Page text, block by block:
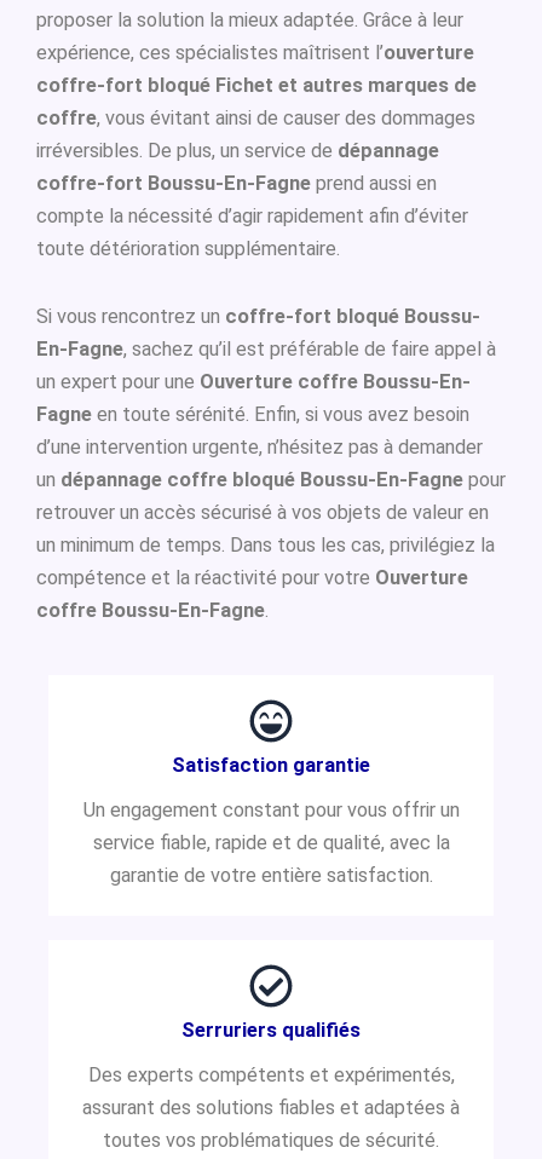
proposer la solution la mieux adaptée. Grâce à leur
expérience, ces spécialistes maîtrisent l’ouverture
coffre-fort bloqué Fichet et autres marques de
coffre, vous évitant ainsi de causer des dommages
irréversibles. De plus, un service de dépannage
coffre-fort Boussu-En-Fagne prend aussi en
compte la nécessité d’agir rapidement afin d’éviter
toute détérioration supplémentaire.
Si vous rencontrez un coffre-fort bloqué Boussu-
En-Fagne, sachez qu’il est préférable de faire appel à
un expert pour une Ouverture coffre Boussu-En-
Fagne en toute sérénité. Enfin, si vous avez besoin
d’une intervention urgente, n’hésitez pas à demander
un dépannage coffre bloqué Boussu-En-Fagne pour
retrouver un accès sécurisé à vos objets de valeur en
un minimum de temps. Dans tous les cas, privilégiez la
compétence et la réactivité pour votre Ouverture
coffre Boussu-En-Fagne.
Satisfaction garantie
Un engagement constant pour vous offrir un
service fiable, rapide et de qualité, avec la
garantie de votre entière satisfaction.
Serruriers qualifiés
Des experts compétents et expérimentés,
assurant des solutions fiables et adaptées à
toutes vos problématiques de sécurité.